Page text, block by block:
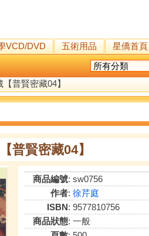
VCD/DVD 五術用品
星僑首頁
普賢密藏04】
普賢密藏04】
商品編號: sw0756
作者: 徐芹庭
ISBN: 9577810756
商品狀態: 一般